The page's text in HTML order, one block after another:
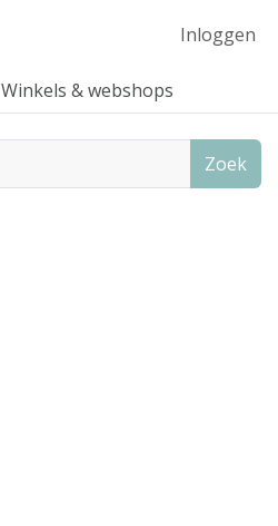
Inloggen
Winkels & webshops
Zoek